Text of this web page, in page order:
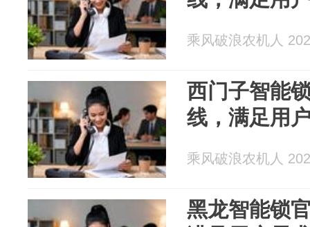
乘风破浪农机人
西门子智能
线，满足用
乘风破浪农机人
黑龙智能锁